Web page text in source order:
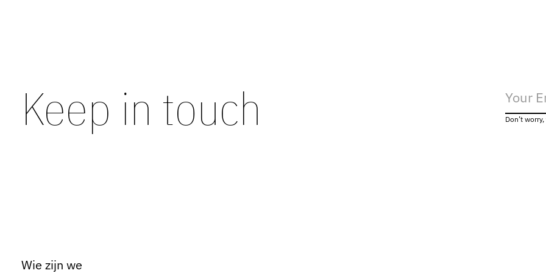
Keep in touch Don’t
Wie zijn we